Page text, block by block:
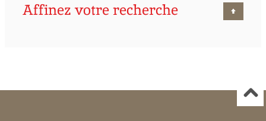
Affinez votre recherche